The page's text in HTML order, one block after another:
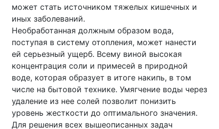
может стать источником тяжелых кишечных и
иных заболеваний.
Необработанная должным образом вода,
поступая в систему отопления, может нанести
ей серьезный ущерб. Всему виной высокая
концентрация соли и примесей в природной
воде, которая образует в итоге накипь, в том
числе на бытовой технике. Умягчение воды через
удаление из нее солей позволит понизить
уровень жесткости до оптимального значения.
Для решения всех вышеописанных задач